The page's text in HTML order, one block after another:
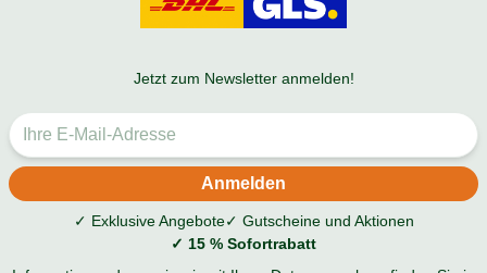
Jetzt zum Newsletter anmelden!
✓ Exklusive Angebote✓ Gutscheine und Aktionen
✓ 15 % Sofortrabatt